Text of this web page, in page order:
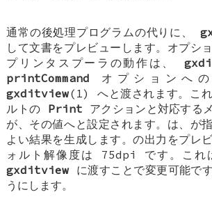
通常の後処理プログラムの代りに、
して文書をプレビューします。オプシ
プリンタスプーラの動作は、
printCommand オプションへ
gxditview(1) へと渡されます。こ
ルトの Print アクションと対応する
が、その値へと設定されます。は、が
よい結果を生成します。の出力をプレ
ォルト解像度は 75dpi です。これ
gxditview に渡すことで変更可能で
うにします。